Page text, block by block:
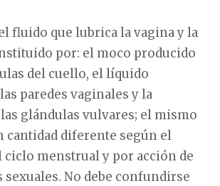
fluido que lubrica la vagina y la
por: el moco producido
del cuello, el líquido
paredes vaginales y la
glándulas vulvares; el mismo
cantidad diferente según el
ciclo menstrual y por acción de
No debe confundirse